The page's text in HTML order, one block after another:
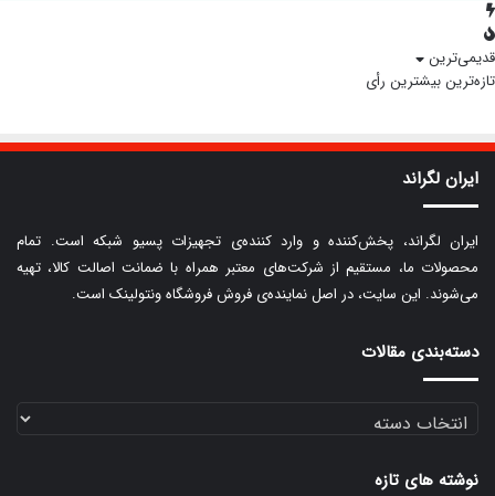
قدیمی‌ترین
تازه‌ترینبیشترین رأی
ایران لگراند
ایران لگراند، پخش‌کننده و وارد کننده‌ی تجهیزات پسیو شبکه است. تمام
محصولات ما، مستقیم از شرکت‌های معتبر همراه با ضمانت اصالت کالا، تهیه
می‌شوند. این سایت، در اصل نماینده‌ی فروش فروشگاه ونتولینک است.
دسته‌بندی مقالات
دسته‌بندی
مقالات
نوشته های تازه